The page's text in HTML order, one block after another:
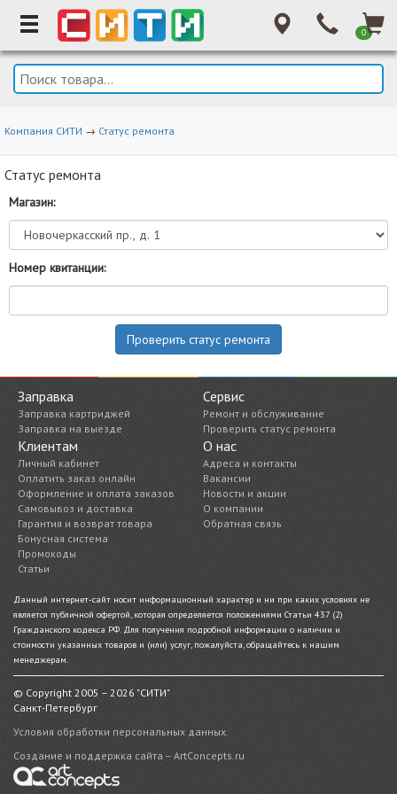
0
Компания СИТИ → Статус ремонта
Статус ремонта
Магазин:
Номер квитанции:
Заправка
Заправка картриджей
Заправка на выезде
Сервис
Ремонт и обслуживание
Проверить статус ремонта
Клиентам
Личный кабинет
Оплатить заказ онлайн
Оформление и оплата заказов
Самовывоз и доставка
Гарантия и возврат товара
Бонусная система
Промокоды
Статьи
О нас
Адреса и контакты
Вакансии
Новости и акции
О компании
Обратная связь
Данный интернет-сайт носит информационный характер и ни при каких условиях не
является публичной офертой, которая определяется положениями Статьи 437 (2)
Гражданского кодекса РФ. Для получения подробной информации о наличии и
стоимости указанных товаров и (или) услуг, пожалуйста, обращайтесь к нашим
менеджерам.
© Copyright 2005 – 2026 "СИТИ"
Санкт-Петербург
Условия обработки персональных данных.
Создание и поддержка сайта – ArtConcepts.ru